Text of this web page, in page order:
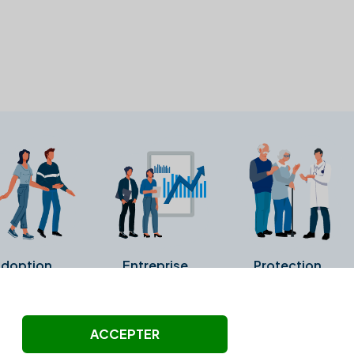
Entreprise Protection
ni été vérifiés par Alexia.fr.
ACCEPTER